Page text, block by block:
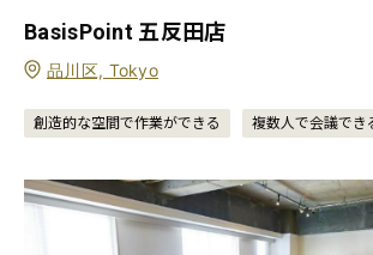
BasisPoint 五反田店
品川区, Tokyo
創造的な空間で作業ができる 複数人で会議でき